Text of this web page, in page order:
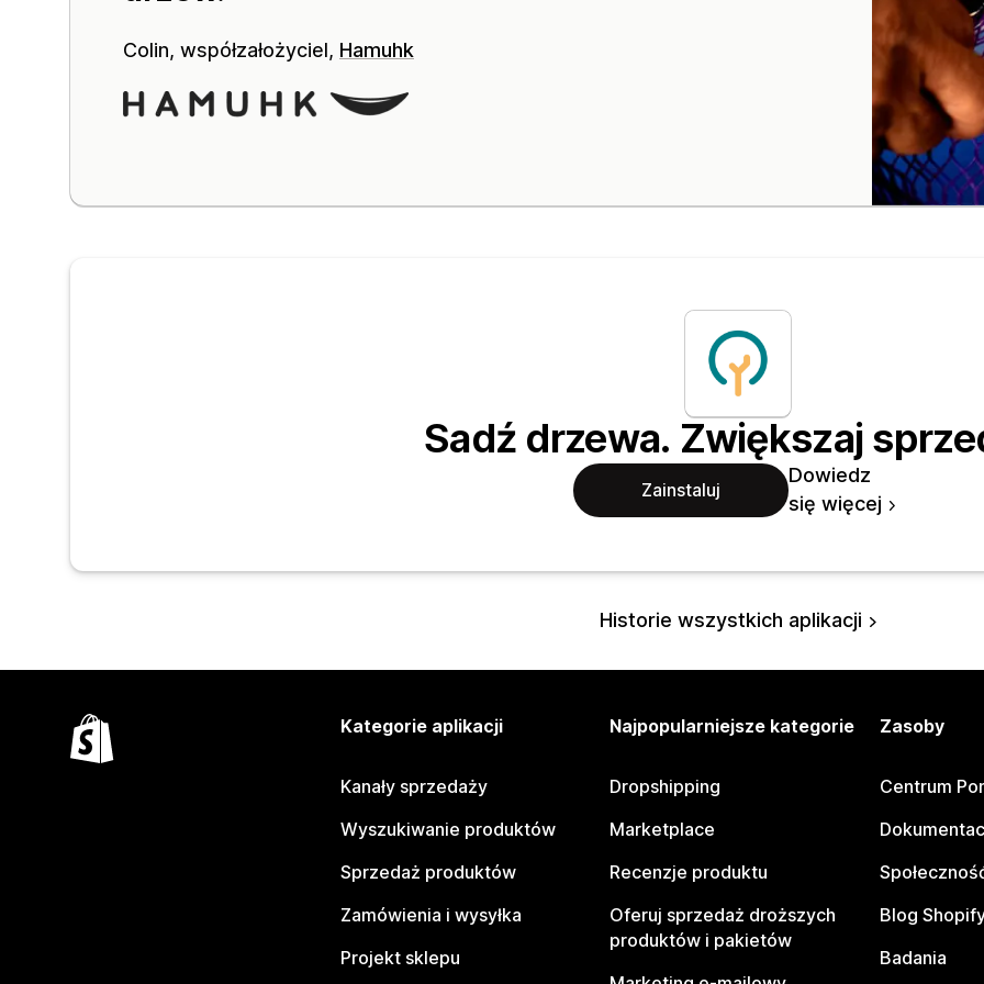
Colin, współzałożyciel, Hamuhk
Sadź drzewa. Zwiększaj
Zainstaluj
Dowiedz
się więcej
Historie wszystkich aplikacji
Kategorie aplikacji
Kanały sprzedaży
Wyszukiwanie produktów
Sprzedaż produktów
Zamówienia i wysyłka
Projekt sklepu
Najpopularniejsze kategorie
Dropshipping
Marketplace
Recenzje produktu
Oferuj sprzedaż droższych
produktów i pakietów
Zasoby
Centrum
Blog
Badania